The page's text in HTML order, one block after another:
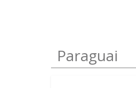
Paraguai